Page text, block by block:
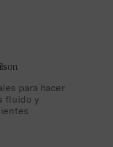
para hacer
fluido y